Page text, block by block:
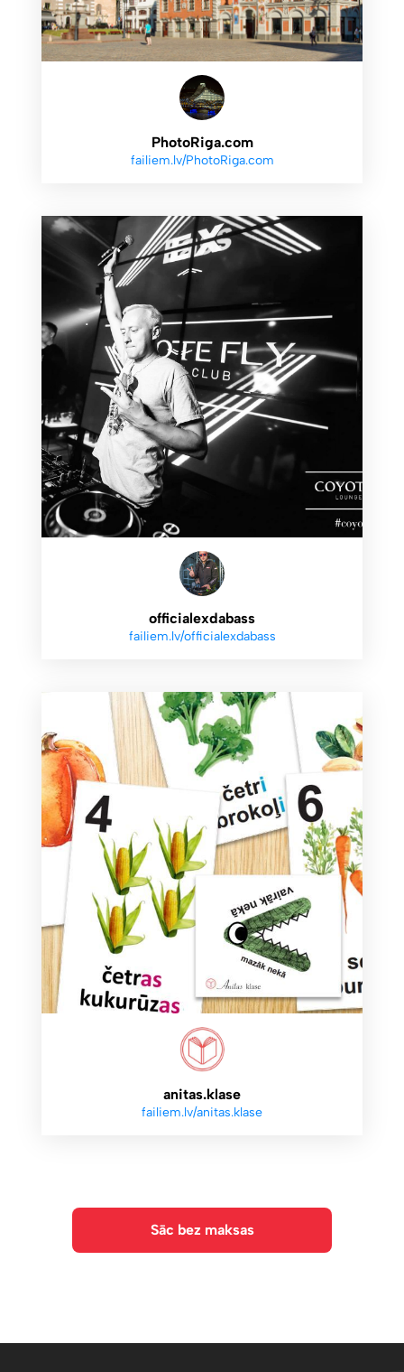
PhotoRiga.com
failiem.lv/PhotoRiga.com
officialexdabass
failiem.lv/officialexdabass
anitas.klase
failiem.lv/anitas.klase
Sāc bez maksas